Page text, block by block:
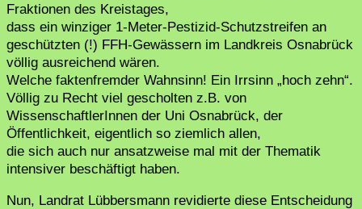
Fraktionen des Kreistages,
dass ein winziger 1-Meter-Pestizid-Schutzstreifen an
geschützten (!) FFH-Gewässern im Landkreis Osnabrück
völlig ausreichend wären.
Welche faktenfremder Wahnsinn! Ein Irrsinn „hoch zehn“.
Völlig zu Recht viel gescholten z.B. von
WissenschaftlerInnen der Uni Osnabrück, der
Öffentlichkeit, eigentlich so ziemlich allen,
die sich auch nur ansatzweise mal mit der Thematik
intensiver beschäftigt haben.
Nun, Landrat Lübbersmann revidierte diese Entscheidung